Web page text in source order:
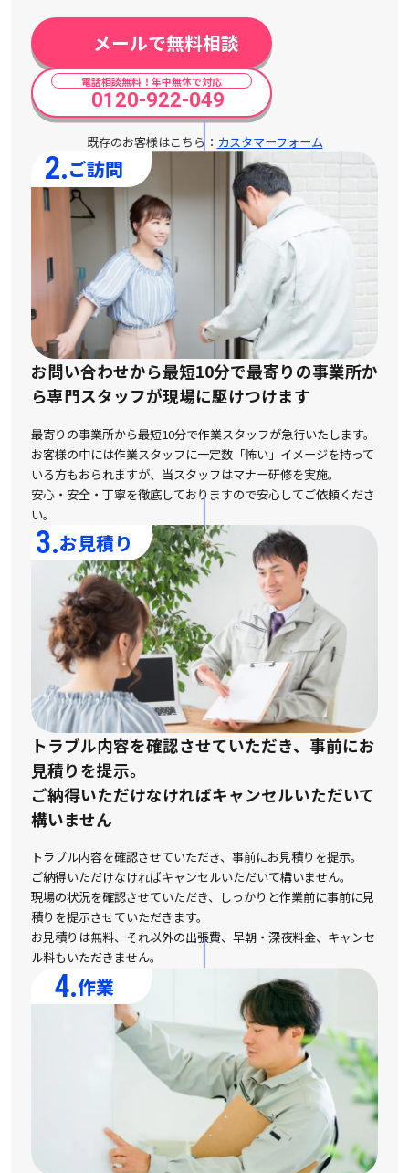
メールで無料相談
電話相談無料！年中無休で対応
0120-922-049
既存のお客様はこちら： カスタマーフォーム
2.ご訪問
お問い合わせから最短10分で最寄りの事業所か
ら専門スタッフが現場に駆けつけます
最寄りの事業所から最短10分で作業スタッフが急行いたします。
お客様の中には作業スタッフに一定数「怖い」イメージを持って
いる方もおられますが、 当スタッフはマナー研修を実施。
安心・安全・丁寧を徹底しておりますので安心してご依頼くださ
い。
3.お見積り
トラブル内容を確認させていただき、事前にお
見積りを提示。
ご納得いただけなければキャンセルいただいて
構いません
トラブル内容を確認させていただき、事前にお見積りを提示。
ご納得いただけなければキャンセルいただいて構いません。
現場の状況を確認させていただき、しっかりと作業前に事前に見
積りを提示させていただきます。
お見積りは無料、それ以外の出張費、早朝・深夜料金、キャンセ
ル料もいただきません。
4.作業